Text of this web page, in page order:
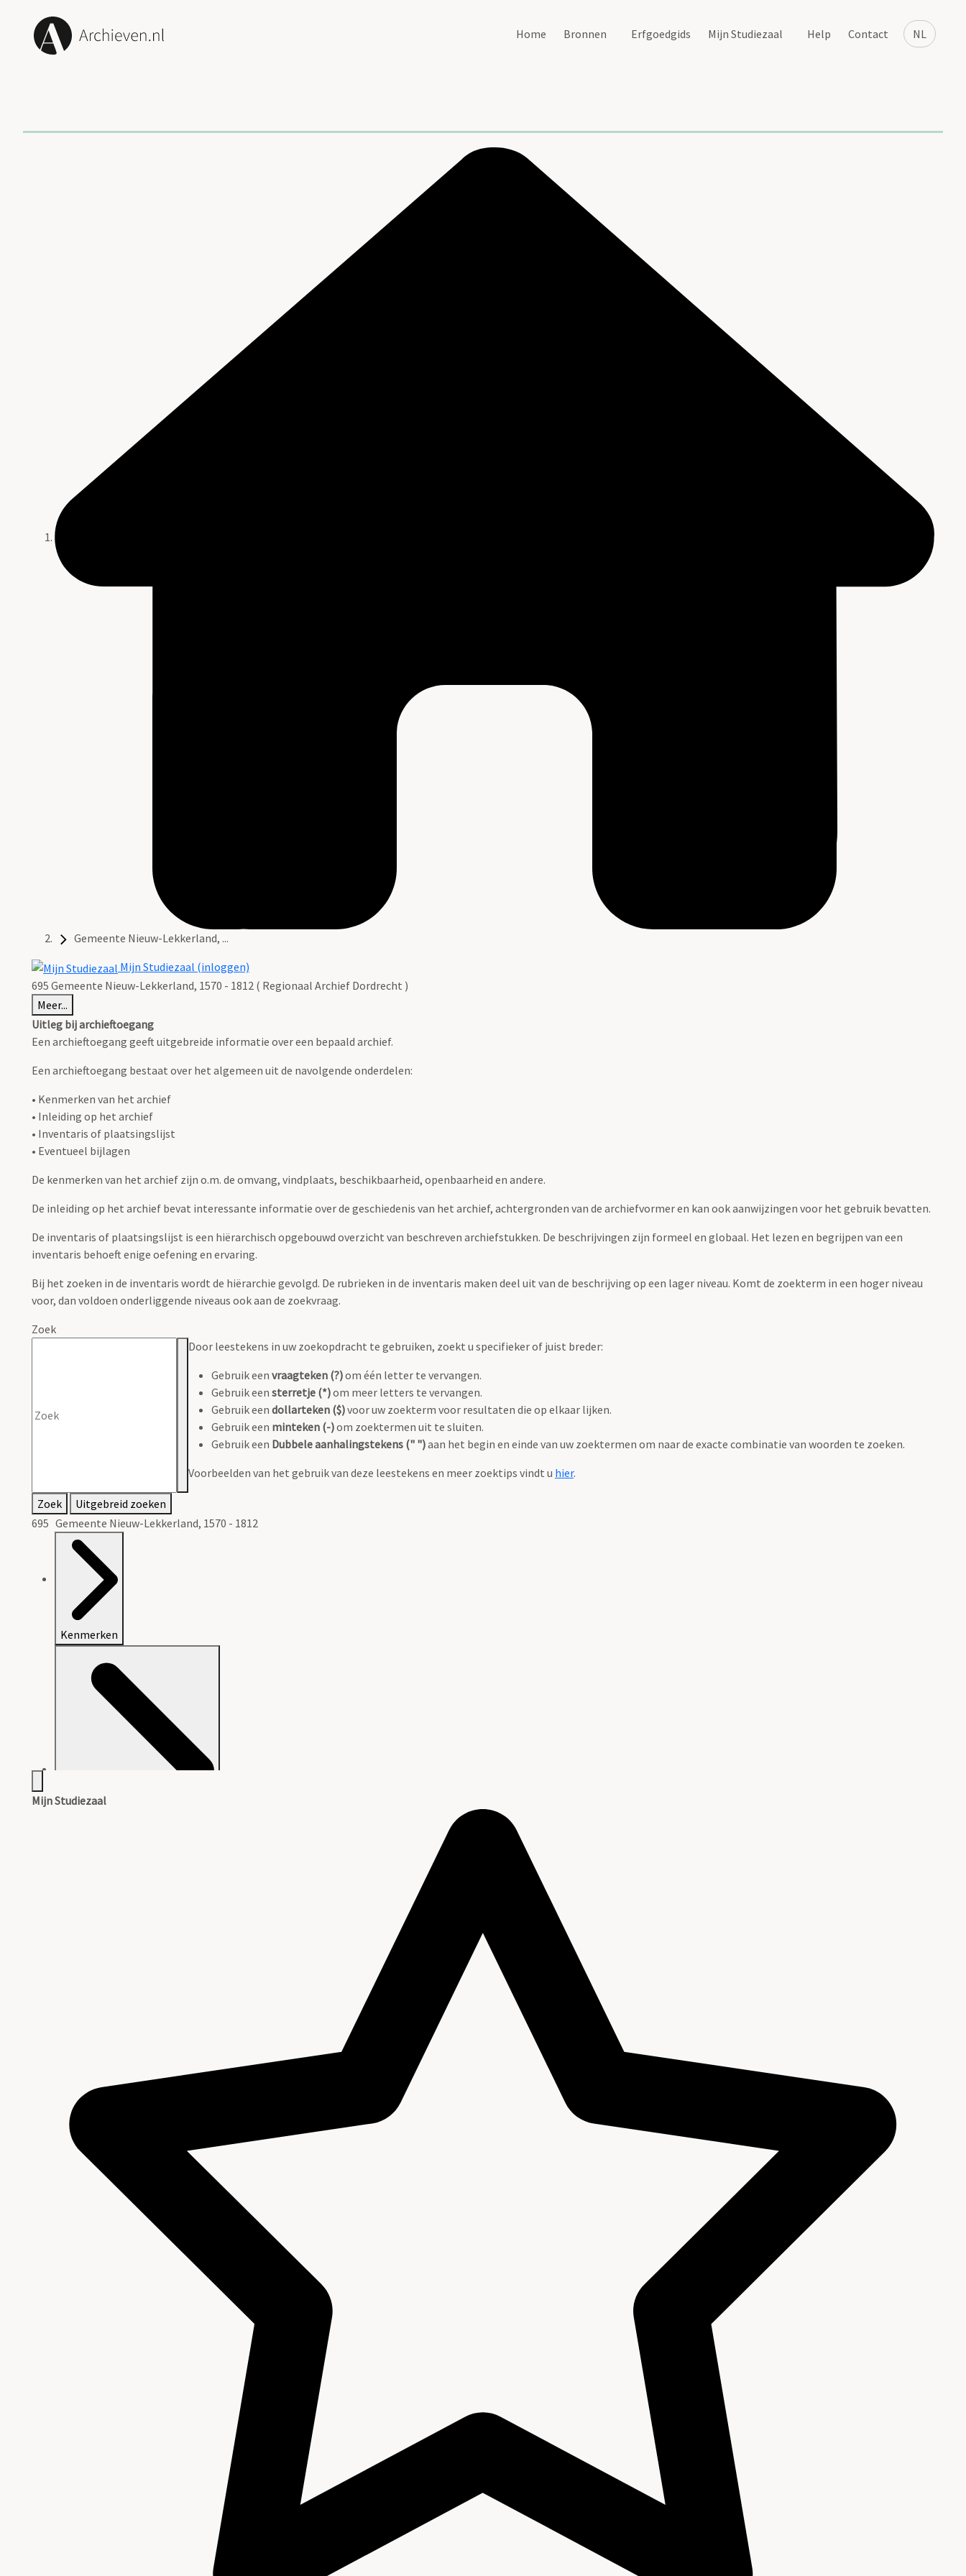
NL
Home Bronnen Erfgoedgids Mijn Studiezaal Help Contact
Gemeente Nieuw-Lekkerland, ...
Mijn Studiezaal (inloggen)
695 Gemeente Nieuw-Lekkerland, 1570 - 1812 ( Regionaal Archief Dordrecht )
Meer...
Uitleg bij archieftoegang
Een archieftoegang geeft uitgebreide informatie over een bepaald archief.
Een archieftoegang bestaat over het algemeen uit de navolgende onderdelen:
• Kenmerken van het archief
• Inleiding op het archief
• Inventaris of plaatsingslijst
• Eventueel bijlagen
De kenmerken van het archief zijn o.m. de omvang, vindplaats, beschikbaarheid, openbaarheid en andere.
De inleiding op het archief bevat interessante informatie over de geschiedenis van het archief, achtergronden van de archiefvormer en kan ook aanwijzingen voor het gebruik bevatten.
De inventaris of plaatsingslijst is een hiërarchisch opgebouwd overzicht van beschreven archiefstukken. De beschrijvingen zijn formeel en globaal. Het lezen en begrijpen van een
inventaris behoeft enige oefening en ervaring.
Bij het zoeken in de inventaris wordt de hiërarchie gevolgd. De rubrieken in de inventaris maken deel uit van de beschrijving op een lager niveau. Komt de zoekterm in een hoger niveau
voor, dan voldoen onderliggende niveaus ook aan de zoekvraag.
Zoek
Door leestekens in uw zoekopdracht te gebruiken, zoekt u specifieker of juist breder:
Gebruik een vraagteken (?)om één letter te vervangen.
Gebruik een sterretje (*)om meer letters te vervangen.
Gebruik een dollarteken ($)voor uw zoekterm voor resultaten die op elkaar lijken.
Gebruik een minteken (-)om zoektermen uit te sluiten.
Gebruik een Dubbele aanhalingstekens (" ")aan het begin en einde van uw zoektermen om naar de exacte combinatie van woorden te zoeken.
Voorbeelden van het gebruik van deze leestekens en meer zoektips vindt u hier.
Zoek
Uitgebreid zoeken
695 Gemeente Nieuw-Lekkerland, 1570 - 1812
Kenmerken
Inventaris
Mijn Studiezaal